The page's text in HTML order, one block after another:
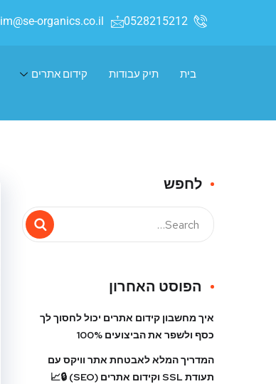
0528215212
im@se-organics.co.il
בית תיק עבודות קידום אתרים
לחפש
הפוסט האחרון
איך מחשבון קידום אתרים יכול לחסוך לך
כסף ולשפר את הביצועים 100%
המדריך המלא לאבטחת אתר וויקס עם
תעודת SSL וקידום אתרים (SEO) 🔒📈